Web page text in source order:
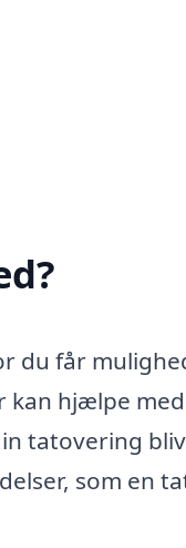
du får
kan hjælpe
tatovering
som en